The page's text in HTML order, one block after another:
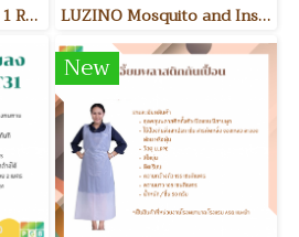
Mosquito Swatter 2 In 1 Rechargeable LUZINO Model MT01 White LUZINO Mosquito and Insect Trap GM909G
New